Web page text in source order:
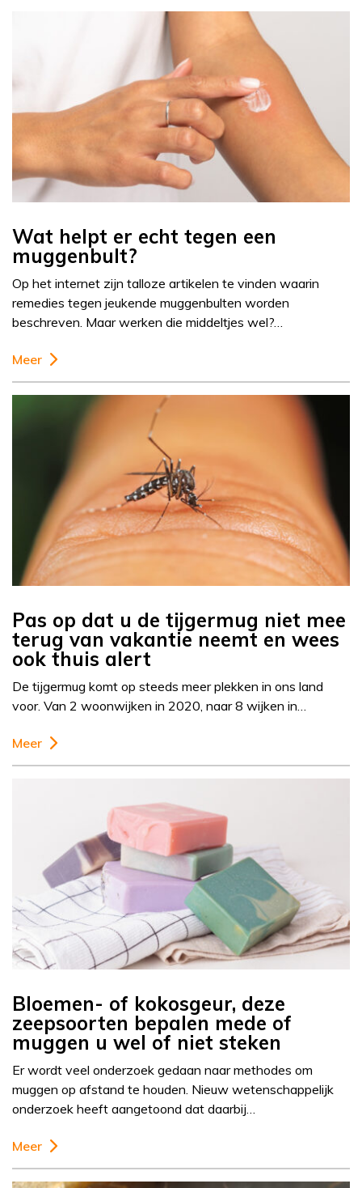
Wat helpt er echt tegen een
muggenbult?
Op het internet zijn talloze artikelen te vinden waarin
remedies tegen jeukende muggenbulten worden
beschreven. Maar werken die middeltjes wel?…
Meer
Pas op dat u de tijgermug niet mee
terug van vakantie neemt en wees
ook thuis alert
De tijgermug komt op steeds meer plekken in ons land
voor. Van 2 woonwijken in 2020, naar 8 wijken in…
Meer
Bloemen- of kokosgeur, deze
zeepsoorten bepalen mede of
muggen u wel of niet steken
Er wordt veel onderzoek gedaan naar methodes om
muggen op afstand te houden. Nieuw wetenschappelijk
onderzoek heeft aangetoond dat daarbij…
Meer